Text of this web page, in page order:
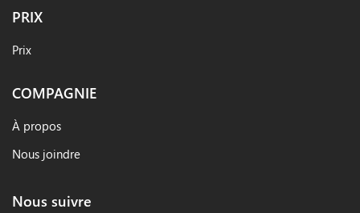
PRIX
Prix
COMPAGNIE
À propos
Nous joindre
Nous suivre